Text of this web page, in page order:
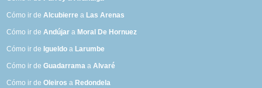
Cómo ir deAlcubierre a Las Arenas
Cómo ir deAndújar a Moral De Hornuez
Cómo ir de Igueldo a Larumbe
Cómo ir deGuadarrama aAlvaré
Cómo ir deOleiros a Redondela